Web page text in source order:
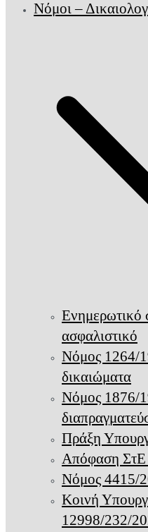
Νόμοι –
Ενημερωτικό
ασφαλιστικό
Νόμος 1264/
δικαιώματα
Νόμος 1876/
Πράξη
Απόφαση
Νόμος 4415/
Κοινή
12998/232/